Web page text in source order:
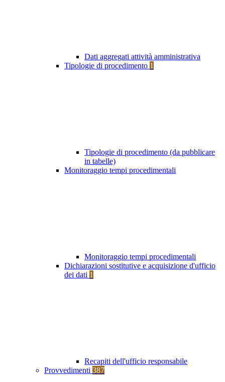
Dati aggregati attività amministrativa
Tipologie di procedimento 1
Tipologie di procedimento (da pubblicare
in tabelle)
Monitoraggio tempi procedimentali
Monitoraggio tempi procedimentali
Dichiarazioni sostitutive e acquisizione d'ufficio
dei dati 1
Recapiti dell'ufficio responsabile
Provvedimenti 387